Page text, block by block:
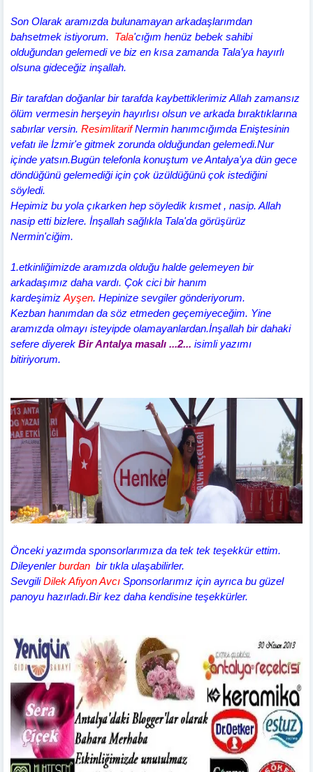
Son Olarak aramızda bulunamayan arkadaşlarımdan
bahsetmek istiyorum. Tala'cığım henüz bebek sahibi
olduğundan gelemedi ve biz en kısa zamanda Tala'ya hayırlı
olsuna gideceğiz inşallah.
Bir tarafdan doğanlar bir tarafda kaybettiklerimiz Allah zamansız
ölüm vermesin herşeyin hayırlısı olsun ve arkada bıraktıklarına
sabırlar versin. ResimlitarifNermin hanımcığımda Eniştesinin
vefatı ile İzmir'e gitmek zorunda olduğundan gelemedi.Nur
içinde yatsın.Bugün telefonla konuştum ve Antalya'ya dün gece
döndüğünü gelemediği için çok üzüldüğünü çok istediğini
söyledi.
Hepimiz bu yola çıkarken hep söyledik kısmet , nasip. Allah
nasip etti bizlere. İnşallah sağlıkla Tala'da görüşürüz
Nermin'ciğim.
1.etkinliğimizde aramızda olduğu halde gelemeyen bir
arkadaşımız daha vardı. Çok cici bir hanım
kardeşimiz Ayşen. Hepinize sevgiler gönderiyorum.
Kezban hanımdan da söz etmeden geçemiyeceğim. Yine
aramızda olmayı isteyipde olamayanlardan.İnşallah bir dahaki
sefere diyerek Bir Antalya masalı ...2... isimli yazımı
bitiriyorum.
Önceki yazımda sponsorlarımıza da tek tek teşekkür ettim.
Dileyenlerburdan bir tıkla ulaşabilirler.
SevgiliDilek Afiyon Avcı Sponsorlarımız için ayrıca bu güzel
panoyu hazırladı.Bir kez daha kendisine teşekkürler.